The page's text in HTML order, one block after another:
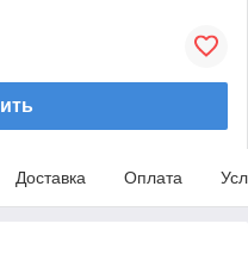
Доставка Оплата